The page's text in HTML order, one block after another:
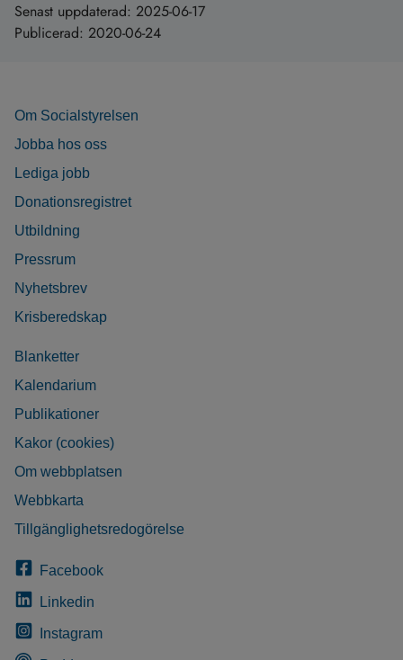
Senast uppdaterad: 2025-06-17
Publicerad: 2020-06-24
Om Socialstyrelsen
Jobba hos oss
Lediga jobb
Donationsregistret
Utbildning
Pressrum
Nyhetsbrev
Krisberedskap
Blanketter
Kalendarium
Publikationer
Kakor (cookies)
Om webbplatsen
Webbkarta
Tillgänglighetsredogörelse
Facebook
Linkedin
Instagram